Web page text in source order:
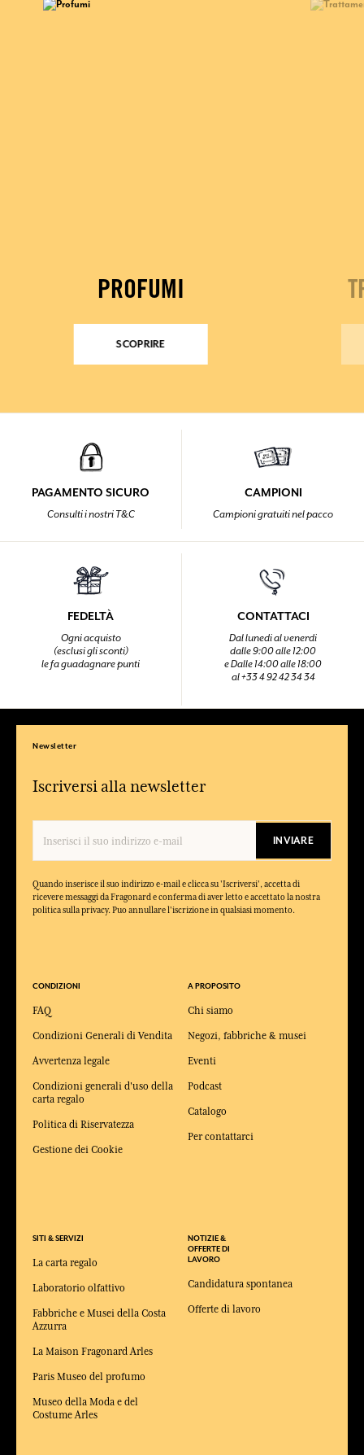
PROFUMI
SCOPRIRE
PAGAMENTO SICURO
Consulti i nostri T&C
CAMPIONI
Campioni gratuiti nel pacco
FEDELTÀ
Ogni acquisto
(esclusi gli sconti)
le fa guadagnare punti
CONTATTACI
Dal lunedi al venerdi
dalle 9:00 alle 12:00
e Dalle 14:00 alle 18:00
al +33 4 92 42 34 34
Newsletter
Iscriversi alla newsletter
INVIARE
Quando inserisce il suo indirizzo e-mail e clicca su 'Iscriversi', accetta di
ricevere messaggi da Fragonard e conferma di aver letto e accettato la nostra
politica sulla privacy. Puo annullare l'iscrizione in qualsiasi momento.
CONDIZIONI
FAQ
Condizioni Generali di Vendita
Avvertenza legale
Condizioni generali d'uso della
carta regalo
Politica di Riservatezza
Gestione dei Cookie
SITI & SERVIZI
La carta regalo
Laboratorio olfattivo
Fabbriche e Musei della Costa
Azzurra
La Maison Fragonard Arles
Paris Museo del profumo
Museo della Moda e del
Costume Arles
A PROPOSITO
Chi siamo
Negozi, fabbriche & musei
Eventi
Podcast
Catalogo
Per contattarci
NOTIZIE &
OFFERTE DI
LAVORO
Candidatura spontanea
Offerte di lavoro